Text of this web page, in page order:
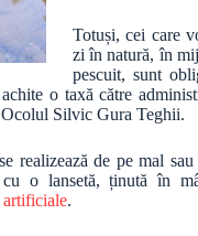
Totuși, cei care
zi în natură, în
pescuit, sunt
o taxă către
Silvic Gura Teghii.
realizează de pe mal
o lansetă, ținută în
.